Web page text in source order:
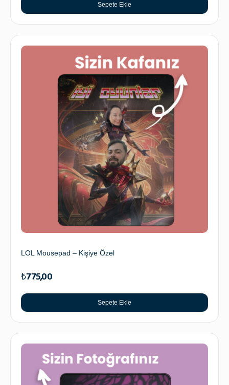
Sepete Ekle
LOL Mousepad – Kişiye Özel
₺775,00
Sepete Ekle